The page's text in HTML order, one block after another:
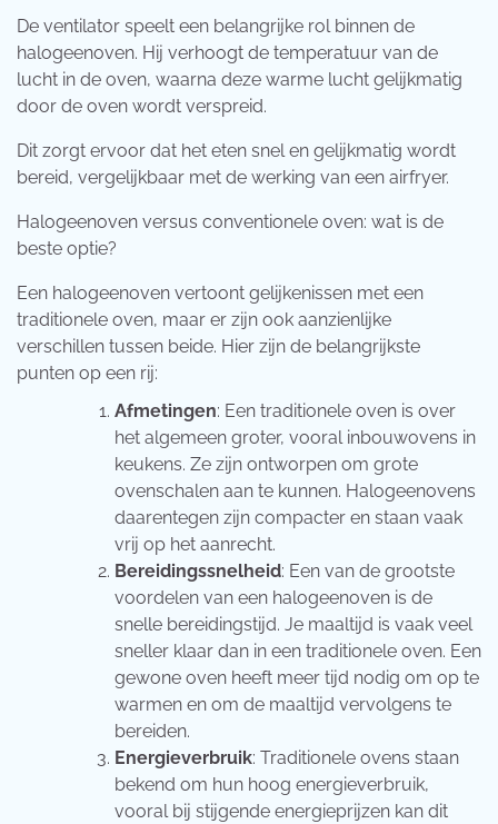
De ventilator speelt een belangrijke rol binnen de
halogeenoven. Hij verhoogt de temperatuur van de
lucht in de oven, waarna deze warme lucht gelijkmatig
door de oven wordt verspreid.
Dit zorgt ervoor dat het eten snel en gelijkmatig wordt
bereid, vergelijkbaar met de werking van een airfryer.
Halogeenoven versus conventionele oven: wat is de
beste optie?
Een halogeenoven vertoont gelijkenissen met een
traditionele oven, maar er zijn ook aanzienlijke
verschillen tussen beide. Hier zijn de belangrijkste
punten op een rij:
Afmetingen: Een traditionele oven is over
het algemeen groter, vooral inbouwovens in
keukens. Ze zijn ontworpen om grote
ovenschalen aan te kunnen. Halogeenovens
daarentegen zijn compacter en staan vaak
vrij op het aanrecht.
Bereidingssnelheid: Een van de grootste
voordelen van een halogeenoven is de
snelle bereidingstijd. Je maaltijd is vaak veel
sneller klaar dan in een traditionele oven. Een
gewone oven heeft meer tijd nodig om op te
warmen en om de maaltijd vervolgens te
bereiden.
Energieverbruik: Traditionele ovens staan
bekend om hun hoog energieverbruik,
vooral bij stijgende energieprijzen kan dit